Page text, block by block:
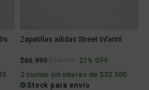
Zapatillas adidas Street Infantil
$66.999 Price reduced from
to21% OFF
2 cuotas sin interés de $33.500
Stock para envío